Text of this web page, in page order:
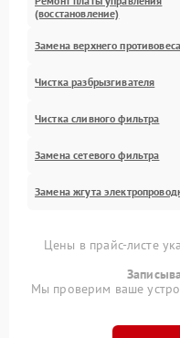
(восстановление)
Замена верхнего противовеса
Чистка разбрызгивателя
Чистка сливного фильтра
Замена сетевого фильтра
Замена жгута
Цены в прайс-листе
Мы проверим ваше